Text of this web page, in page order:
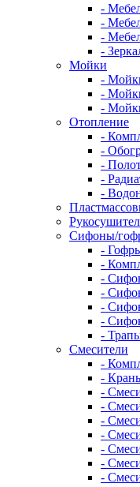
-
-
-
-
Мойки
-
-
-
Отопление
-
-
-
-
-
Сифоны/
-
-
-
-
-
-
-
Смесители
-
-
-
-
-
-
-
-
-